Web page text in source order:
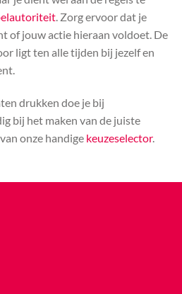
. Zorg ervoor dat je
of jouw actie hieraan voldoet. De
ligt ten alle tijden bij jezelf en
drukken doe je bij
bij het maken van de juiste
onze handige keuzeselector.